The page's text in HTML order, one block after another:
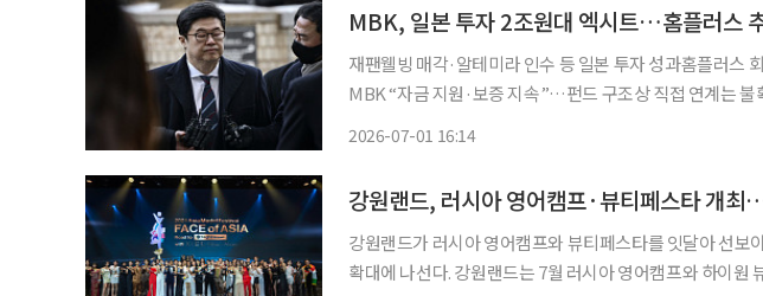
MBK, 일본 투자 2조원대 엑시트…홈플러스
재팬웰빙 매각·알테미라 인수 등 일본 투자 성과홈플러스
MBK “자금 지원·보증 지속”…펀드 구조상 직접 연계는 불확실 MBK파트너스가 일
2026-07-01 16:14
강원랜드, 러시아 영어캠프·뷰티페스타 개최
강원랜드가 러시아 영어캠프와 뷰티페스타를 잇달아 선보
확대에 나선다. 강원랜드는 7월 러시아 영어캠프와 하이원 뷰티페스타를 개최하며 글로벌 관